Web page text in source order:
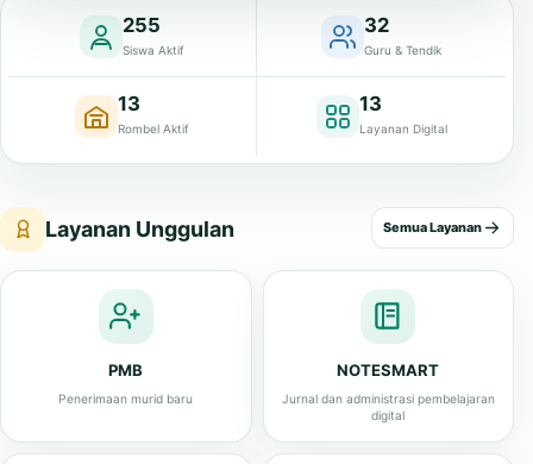
255
Siswa Aktif
32
Guru & Tendik
Layanan Digital
Layanan Unggulan Semua Layanan
PMB NOTESMART